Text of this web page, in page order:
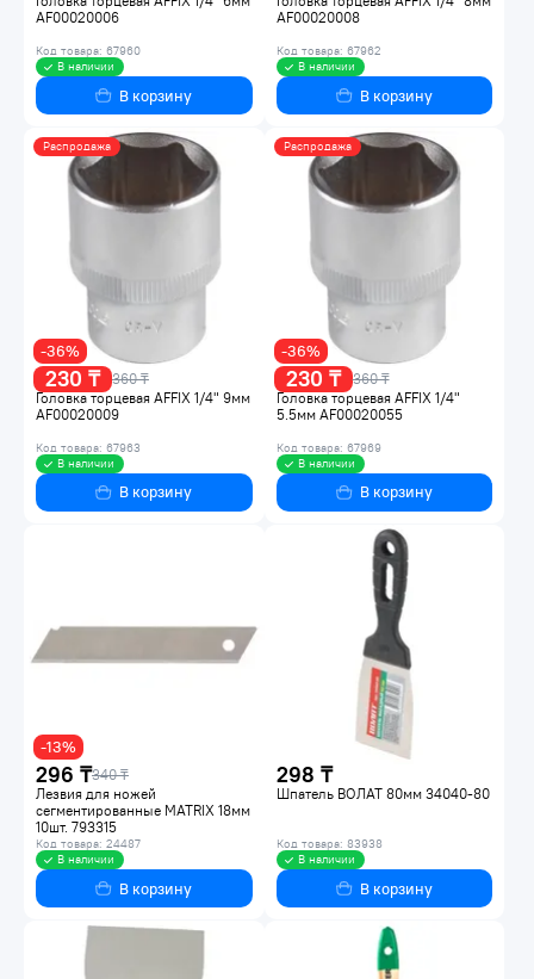
AF00020006
Код товара: 67960
В наличии
В корзину
AF00020008
Код товара: 67962
В наличии
В корзину
Распродажа
230 ₸ 360 ₸
-36%
Головка торцевая AFFIX 1/4" 9мм
AF00020009
Код товара: 67963
В наличии
В корзину
Распродажа
230 ₸ 360 ₸
-36%
Головка торцевая AFFIX 1/4"
5.5мм AF00020055
Код товара: 67969
В наличии
В корзину
296 ₸340 ₸
-13%
Лезвия для ножей
сегментированные MATRIX 18мм
10шт. 793315
Код товара: 24487
В наличии
В корзину
298 ₸
Шпатель ВОЛАТ 80мм 34040-80
Код товара: 83938
В наличии
В корзину